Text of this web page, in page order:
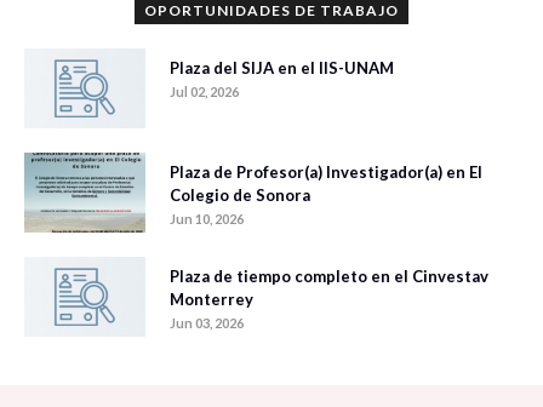
OPORTUNIDADES DE TRABAJO
Plaza del SIJA en el IIS-UNAM
Jul 02, 2026
Plaza de Profesor(a) Investigador(a) en El
Colegio de Sonora
Jun 10, 2026
Plaza de tiempo completo en el Cinvestav
Monterrey
Jun 03, 2026